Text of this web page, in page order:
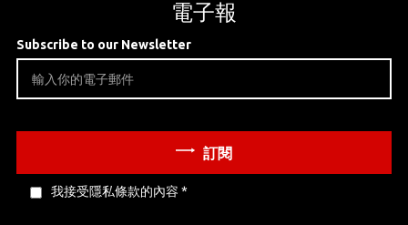
電子報
Subscribe to our Newsletter
訂閱
我接受隱私條款的內容 *